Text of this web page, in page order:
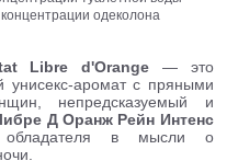
одеколона
Libre d'Orange — это
унисекс-аромат с пряными
непредсказуемый и
Д Оранж Рейн Интенс
обладателя в мысли о